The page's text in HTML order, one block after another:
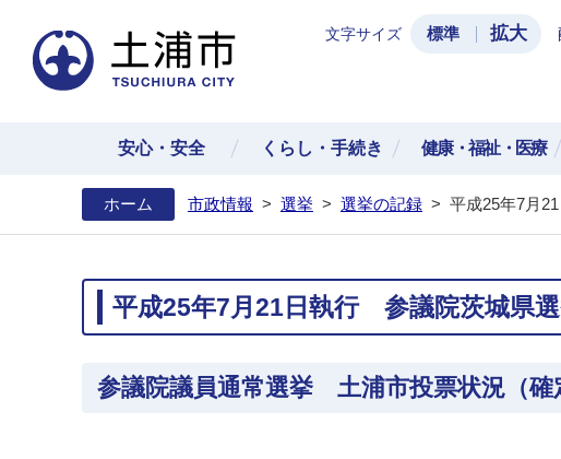
土浦市公式ホ
文字サイズ 標準 拡大
安心・安全 くらし・手続き 健康・福祉・医療
ホーム 市政情報 > 選挙 > 選挙の記録 > 平成25年7月
平成25年7月21日執行 参議院茨城県
参議院議員通常選挙 土浦市投票状況（確